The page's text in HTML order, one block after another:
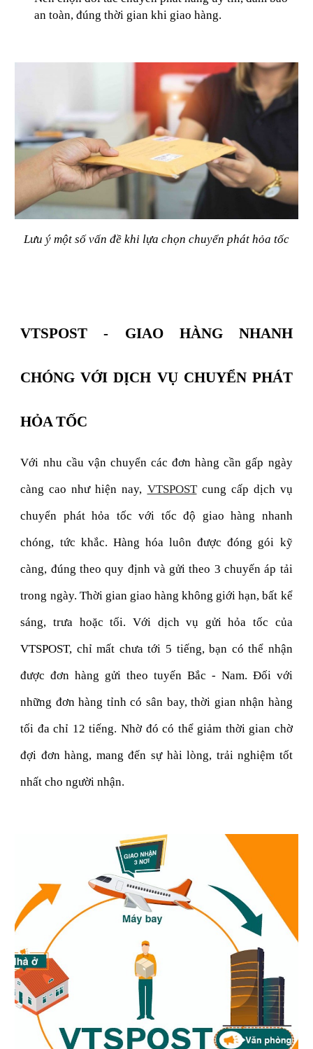
an toàn, đúng thời gian khi giao hàng.
Lưu ý một số vấn đề khi lựa chọn chuyển phát hỏa tốc
VTSPOST - GIAO HÀNG NHANH
CHÓNG VỚI DỊCH VỤ CHUYỂN PHÁT
HỎA TỐC
Với nhu cầu vận chuyển các đơn hàng cần gấp ngày
càng cao như hiện nay, VTSPOSTcung cấp dịch vụ
chuyển phát hỏa tốc với tốc độ giao hàng nhanh
chóng, tức khắc. Hàng hóa luôn được đóng gói kỹ
càng, đúng theo quy định và gửi theo 3 chuyến áp tải
trong ngày. Thời gian giao hàng không giới hạn, bất kể
sáng, trưa hoặc tối. Với dịch vụ gửi hỏa tốc của
VTSPOST, chỉ mất chưa tới 5 tiếng, bạn có thể nhận
được đơn hàng gửi theo tuyến Bắc - Nam. Đối với
những đơn hàng tỉnh có sân bay, thời gian nhận hàng
tối đa chỉ 12 tiếng. Nhờ đó có thể giảm thời gian chờ
đợi đơn hàng, mang đến sự hài lòng, trải nghiệm tốt
nhất cho người nhận.